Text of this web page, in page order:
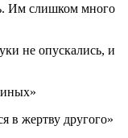
Им слишком много
не опускались, и
в жертву другого»